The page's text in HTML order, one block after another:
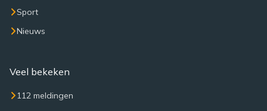
Sport
Nieuws
Veel bekeken
112 meldingen